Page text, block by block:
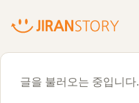
글을 불러오는 중입니다.